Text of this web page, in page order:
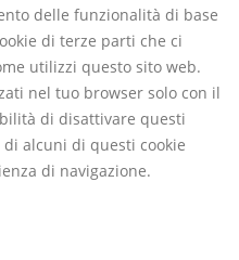
delle funzionalità di base
di terze parti che ci
utilizzi questo sito web.
nel tuo browser solo con il
di disattivare questi
alcuni di questi cookie
di navigazione.